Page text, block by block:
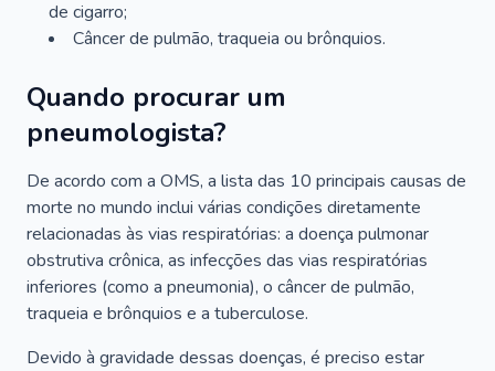
de cigarro;
Câncer de pulmão, traqueia ou brônquios.
Quando procurar um
pneumologista?
De acordo com a OMS, a lista das 10 principais causas de
morte no mundo inclui várias condições diretamente
relacionadas às vias respiratórias: a doença pulmonar
obstrutiva crônica, as infecções das vias respiratórias
inferiores (como a pneumonia), o câncer de pulmão,
traqueia e brônquios e a tuberculose.
Devido à gravidade dessas doenças, é preciso estar